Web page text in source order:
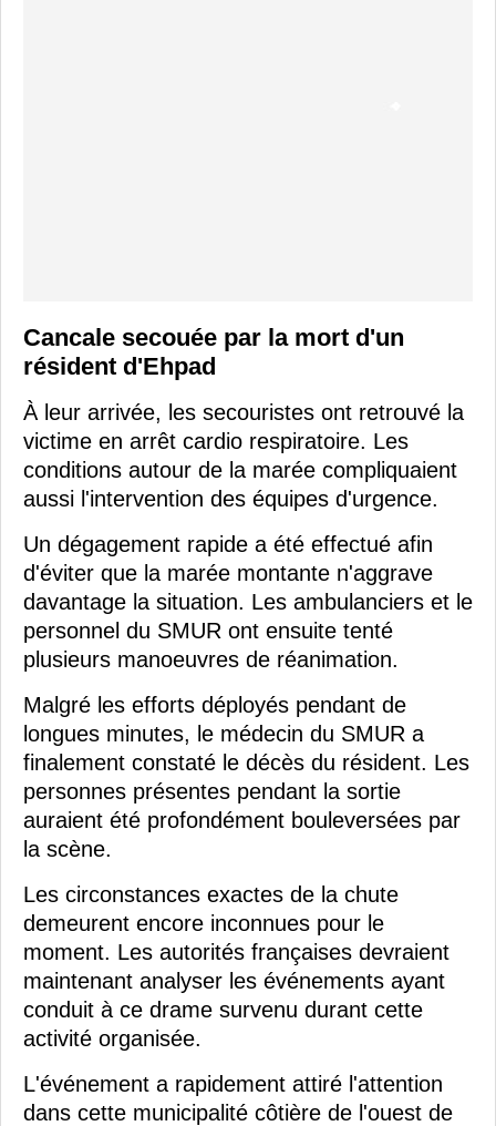
Cancale secouée par la mort d'un
résident d'Ehpad
À leur arrivée, les secouristes ont retrouvé la
victime en arrêt cardio respiratoire. Les
conditions autour de la marée compliquaient
aussi l'intervention des équipes d'urgence.
Un dégagement rapide a été effectué afin
d'éviter que la marée montante n'aggrave
davantage la situation. Les ambulanciers et le
personnel du SMUR ont ensuite tenté
plusieurs manoeuvres de réanimation.
Malgré les efforts déployés pendant de
longues minutes, le médecin du SMUR a
finalement constaté le décès du résident. Les
personnes présentes pendant la sortie
auraient été profondément bouleversées par
la scène.
Les circonstances exactes de la chute
demeurent encore inconnues pour le
moment. Les autorités françaises devraient
maintenant analyser les événements ayant
conduit à ce drame survenu durant cette
activité organisée.
L'événement a rapidement attiré l'attention
dans cette municipalité côtière de l'ouest de